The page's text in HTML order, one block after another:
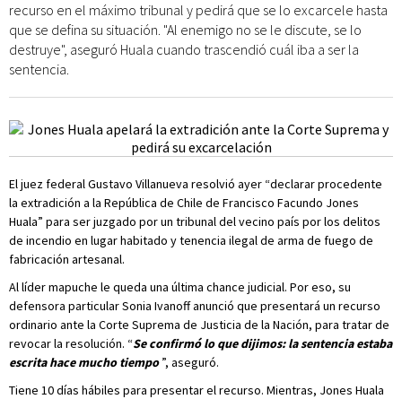
recurso en el máximo tribunal y pedirá que se lo excarcele hasta
que se defina su situación. "Al enemigo no se le discute, se lo
destruye", aseguró Huala cuando trascendió cuál iba a ser la
sentencia.
El juez federal Gustavo Villanueva resolvió ayer “declarar procedente
la extradición a la República de Chile de Francisco Facundo Jones
Huala” para ser juzgado por un tribunal del vecino país por los delitos
de incendio en lugar habitado y tenencia ilegal de arma de fuego de
fabricación artesanal.
Al líder mapuche le queda una última chance judicial. Por eso, su
defensora particular Sonia Ivanoff anunció que presentará un recurso
ordinario ante la Corte Suprema de Justicia de la Nación, para tratar de
revocar la resolución. “Se confirmó lo que dijimos: la sentencia estaba
escrita hace mucho tiempo”, aseguró.
Tiene 10 días hábiles para presentar el recurso. Mientras, Jones Huala